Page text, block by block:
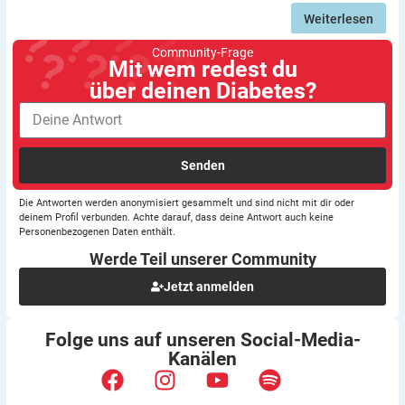
Weiterlesen
Community-Frage
Mit wem redest du
über deinen Diabetes?
Senden
Die Antworten werden anonymisiert gesammelt und sind nicht mit dir oder
deinem Profil verbunden. Achte darauf, dass deine Antwort auch keine
Personenbezogenen Daten enthält.
Werde Teil unserer Community
Jetzt anmelden
Folge uns auf unseren Social-Media-
Kanälen